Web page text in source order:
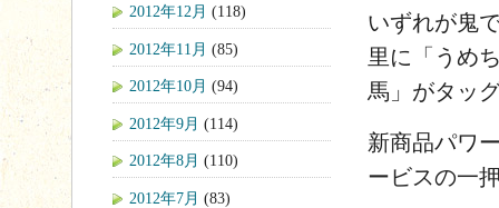
いずれが鬼
里に「うめ
馬」がタッ
新商品パワ
ービスの一
2012年12月 (118)
2012年11月 (85)
2012年10月 (94)
2012年9月 (114)
2012年8月 (110)
2012年7月 (83)